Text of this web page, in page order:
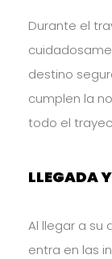
Durante el
destino
cumplen la
todo el
LLEGADA
Al llegar a su
entra en las